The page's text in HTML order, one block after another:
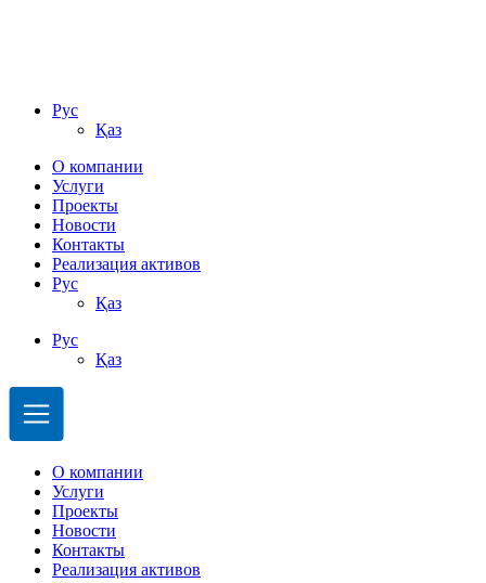
Рус
Қаз
О компании
Услуги
Проекты
Новости
Контакты
Реализация активов
Рус
Қаз
Рус
Қаз
О компании
Услуги
Проекты
Новости
Контакты
Реализация активов